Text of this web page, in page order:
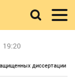
19:20
диссертации